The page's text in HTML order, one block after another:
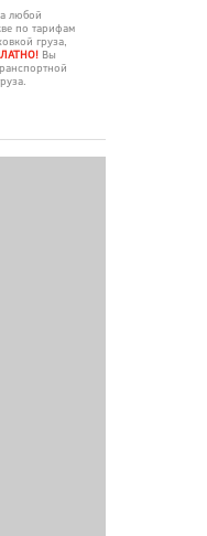
любой
по тарифам
груза,
Вы